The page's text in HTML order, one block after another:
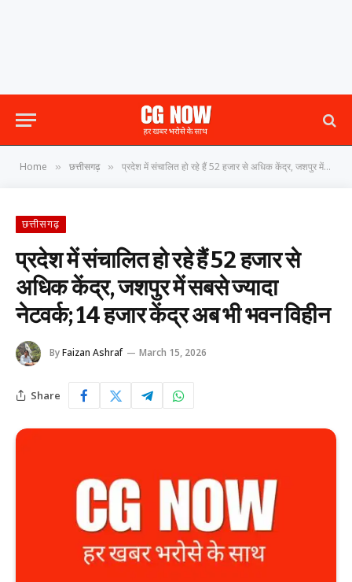
Home » छत्तीसगढ़ » प्रदेश में संचालित हो रहे हैं 52 हजार से अधिक केंद्र, जशपुर में सबसे ज्यादा नेटवर्क; 14 हजार केंद्र अब भी भवन विहीन
छत्तीसगढ़
प्रदेश में संचालित हो रहे हैं 52 हजार से
अधिक केंद्र, जशपुर में सबसे ज्यादा
नेटवर्क; 14 हजार केंद्र अब भी भवन विहीन
ByFaizan Ashraf March 15, 2026
Share